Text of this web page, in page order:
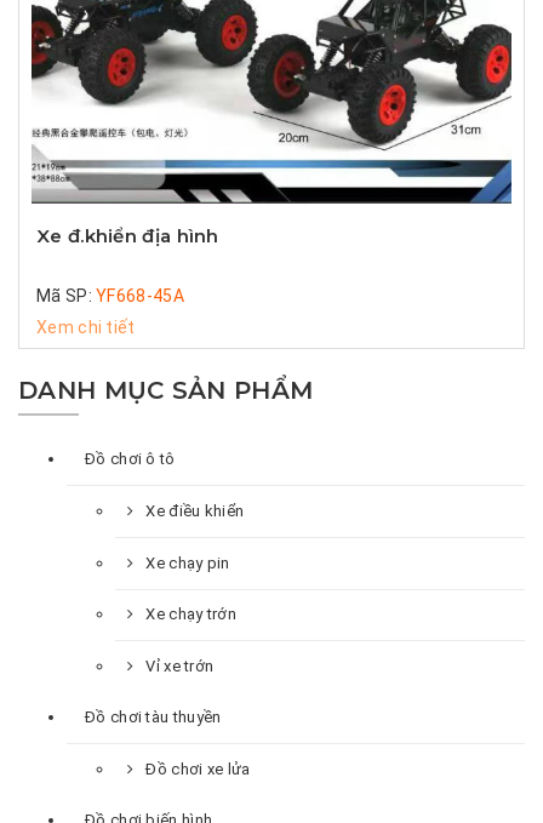
Xe đ.khiển địa hình
Mã SP:YF668-45A
Xem chi tiết
DANH MỤC SẢN PHẨM
Đồ chơi ô tô
Xe điều khiển
Xe chạy pin
Xe chạy trớn
Vỉ xe trớn
Đồ chơi tàu thuyền
Đồ chơi xe lửa